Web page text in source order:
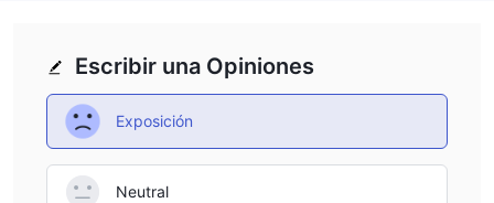
Escribir una Opiniones
Exposición
Neutral